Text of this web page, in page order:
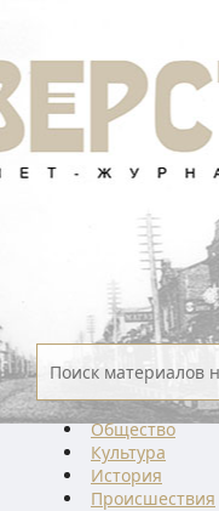
Общество
Культура
История
Проиcшествия